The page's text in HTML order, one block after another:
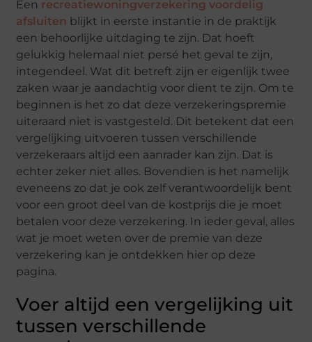
Een recreatiewoningverzekering voordelig
afsluiten blijkt in eerste instantie in de praktijk
een behoorlijke uitdaging te zijn. Dat hoeft
gelukkig helemaal niet persé het geval te zijn,
integendeel. Wat dit betreft zijn er eigenlijk twee
zaken waar je aandachtig voor dient te zijn. Om te
beginnen is het zo dat deze verzekeringspremie
uiteraard niet is vastgesteld. Dit betekent dat een
vergelijking uitvoeren tussen verschillende
verzekeraars altijd een aanrader kan zijn. Dat is
echter zeker niet alles. Bovendien is het namelijk
eveneens zo dat je ook zelf verantwoordelijk bent
voor een groot deel van de kostprijs die je moet
betalen voor deze verzekering. In ieder geval, alles
wat je moet weten over de premie van deze
verzekering kan je ontdekken hier op deze
pagina.
Voer altijd een vergelijking uit
tussen verschillende